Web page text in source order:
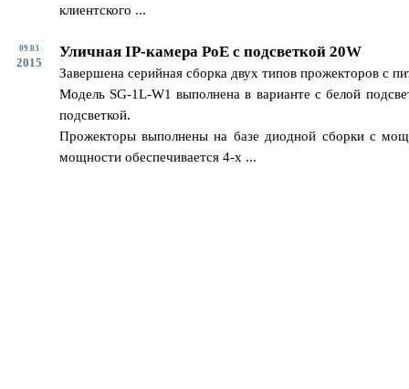
клиентского ...
09.03
2015
Уличная IP-камера PoE с подсветкой 20W
Завершена серийная сборка двух типов прожекторов с
Модель SG-1L-W1 выполнена в варианте с белой
подсветкой.
Прожекторы выполнены на базе диодной сборки с
мощности обеспечивается 4-х ...